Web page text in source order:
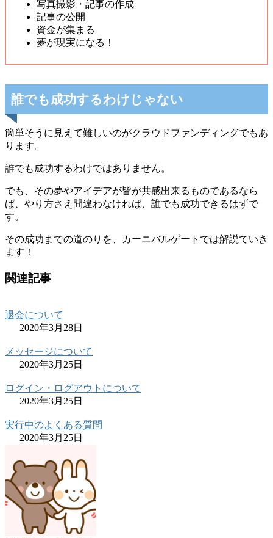
写真撮影・記事の作成
記事の公開
資金が集まる
夢が現実になる！
誰でも成功するわけじゃない
簡単そうに見えて難しいのがクラウドファンディングでもあ
ります。
誰でも成功するわけではありません。
でも、その夢やアイデアが皆が共感出来るものであるなら
ば、やり方さえ間違わなければ、誰でも成功できるはずで
す。
その成功までの道のりを、カーニバルゲートでは解説ていき
ます！
関連記事
退会について
2020年3月28日
メッセージについて
2020年3月25日
ログイン・ログアウトについて
2020年3月25日
実行中のよくある質問
2020年3月25日